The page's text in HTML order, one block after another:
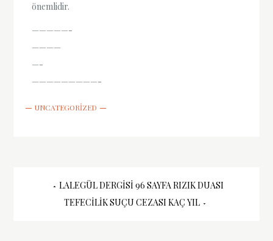
önemlidir.
—————-
————
—-
—————————-
UNCATEGORIZED
YazıLALEGÜL DERGISI 96 SAYFA RIZIK DUASI
TEFECILIK SUÇU CEZASI KAÇ YIL